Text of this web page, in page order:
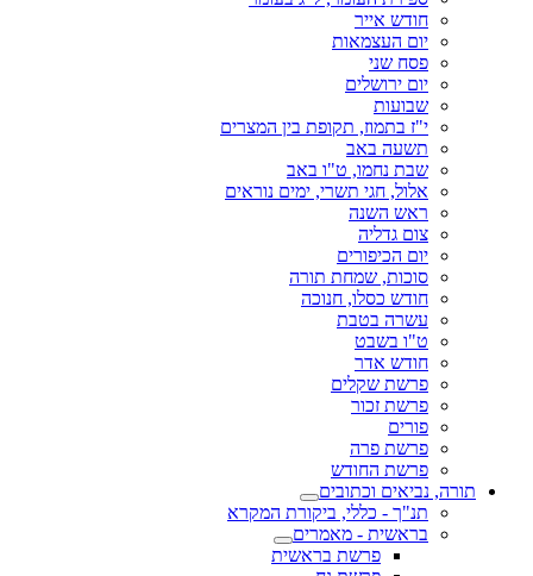
חודש אייר
יום העצמאות
פסח שני
יום ירושלים
שבועות
י"ז בתמוז, תקופת בין המצרים
תשעה באב
שבת נחמו, ט"ו באב
אלול, חגי תשרי, ימים נוראים
ראש השנה
צום גדליה
יום הכיפורים
סוכות, שמחת תורה
חודש כסלו, חנוכה
עשרה בטבת
ט"ו בשבט
חודש אדר
פרשת שקלים
פרשת זכור
פורים
פרשת פרה
פרשת החודש
תורה, נביאים וכתובים
תנ"ך - כללי, ביקורת המקרא
בראשית - מאמרים
פרשת בראשית